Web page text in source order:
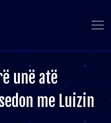
unë atë
me Luizin